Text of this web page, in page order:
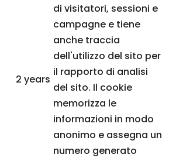
2 years
di visitatori, sessioni e
campagne e tiene
anche traccia
dell'utilizzo del sito per
il rapporto di analisi
del sito. Il cookie
memorizza le
informazioni in modo
anonimo e assegna un
numero generato